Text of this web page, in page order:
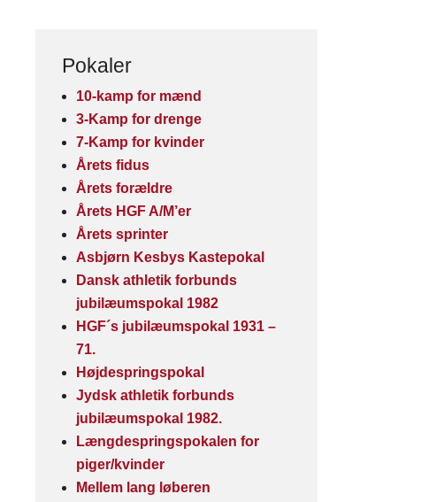
Pokaler
10-kamp for mænd
3-Kamp for drenge
7-Kamp for kvinder
Årets fidus
Årets forældre
Årets HGF A/M’er
Årets sprinter
Asbjørn Kesbys Kastepokal
Dansk athletik forbunds
jubilæumspokal 1982
HGF´s jubilæumspokal 1931 –
71.
Højdespringspokal
Jydsk athletik forbunds
jubilæumspokal 1982.
Længdespringspokalen for
piger/kvinder
Mellem lang løberen